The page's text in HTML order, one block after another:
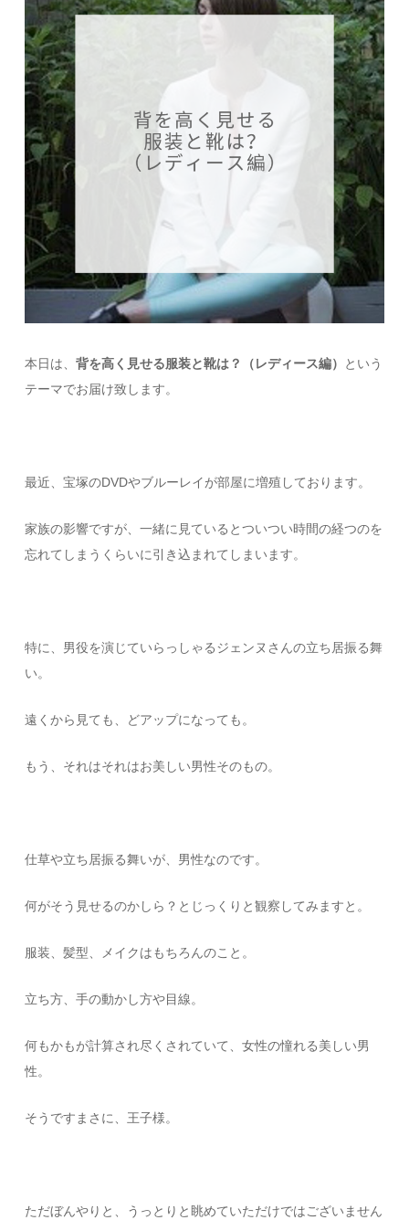
本日は、背を高く見せる服装と靴は？（レディース編）
という
テーマでお届け致します。
最近、宝塚のDVDやブルーレイが部屋に増殖しております。
家族の影響ですが、一緒に見ているとついつい時間の経つのを
忘れてしまうくらいに引き込まれてしまいます。
特に、男役を演じていらっしゃるジェンヌさんの立ち居振る舞
い。
遠くから見ても、どアップになっても。
もう、それはそれはお美しい男性そのもの。
仕草や立ち居振る舞いが、男性なのです。
何がそう見せるのかしら？とじっくりと観察してみますと。
服装、髪型、メイクはもちろんのこと。
立ち方、手の動かし方や目線。
何もかもが計算され尽くされていて、女性の憧れる美しい男
性。
そうですまさに、王子様。
ただぼんやりと、うっとりと眺めていただけではございません